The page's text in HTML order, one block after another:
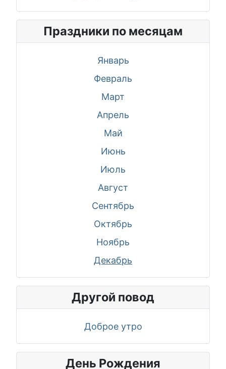
Праздники по месяцам
Январь
Февраль
Март
Апрель
Май
Июнь
Июль
Август
Сентябрь
Октябрь
Ноябрь
Декабрь
Другой повод
Доброе утро
День Рождения